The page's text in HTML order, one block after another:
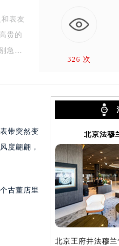
）
）
表友
贵的
急，
326 次
带突然变
度翩翩，
古董店里
北京法穆
北京王府井法穆